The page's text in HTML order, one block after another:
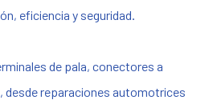
eficiencia y seguridad.
de pala, conectores a
desde reparaciones automotrices